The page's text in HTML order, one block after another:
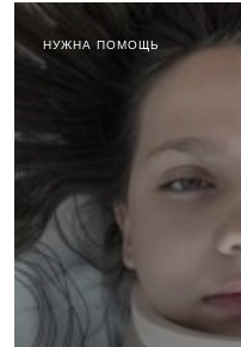
НУЖНА ПОМОЩЬ